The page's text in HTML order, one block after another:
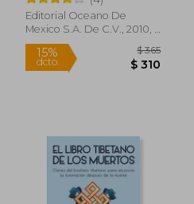
Editorial Oceano De
Mexico S.A. De C.V., 2010, 1
Edición, Tapa Blanda,
Nuevo